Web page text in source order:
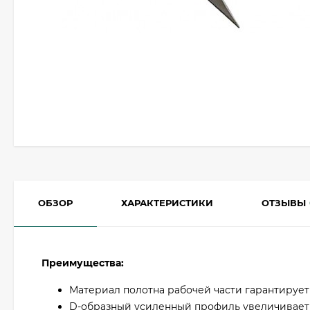
ОБЗОР ХАРАКТЕРИСТИКИ ОТЗЫВЫ
Преимущества:
Материал полотна рабочей части
D-образный усиленный профиль